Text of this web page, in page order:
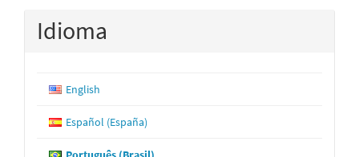
Idioma
English
Español (España)